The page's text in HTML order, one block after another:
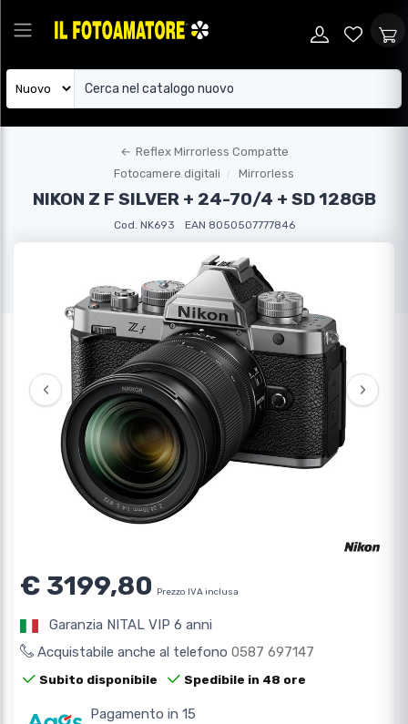
← Reflex Mirrorless Compatte
Fotocamere digitali
Mirrorless
NIKON Z F SILVER + 24-70/4 + SD 128GB
Cod. NK693 EAN 8050507777846
‹ ›
€ 3199,80 Prezzo IVA inclusa
Garanzia NITAL VIP 6 anni
Acquistabile anche al telefono 0587 697147
Subito disponibile Spedibile in 48 ore
Pagamento in 15